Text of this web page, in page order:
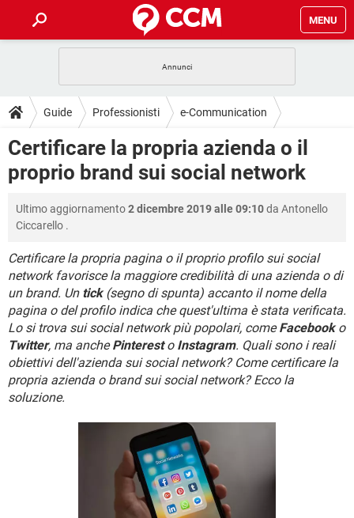
MENU
INTRATTENIMENTO ANDROID
iOS WINDOWS 10
INSTAGRAM WHATSAPP
HARDWARE
GUIDE
COVID-19
INTRATTENIMENTO ANDROID
INSTAGRAM WHATSAPP
HARDWARE
DOWNLOAD
COVID-19 GAMING
iOS
INSTAGRAM WHATSAPP
TIKTOK FACEBOOK
HARDWARE
FORUM
COVID-19 GAMING
iOS WINDOWS 10
INSTAGRAM WHATSAPP
TIKTOK FACEBOOK
HARDWARE
GLOSSARIO
COVID-19 GAMING
INTRATTENIMENTO ANDROID
iOS WINDOWS 10
INSTAGRAM WHATSAPP
TIKTOK FACEBOOK
HARDWARE
Guide Professionisti e-Communication
Certificare la propria azienda o il
proprio brand sui social network
Ultimo aggiornamento2 dicembre 2019 alle 09:10da Antonello
Ciccarello .
Certificare la propria pagina o il proprio profilo sui social
network favorisce la maggiore credibilità di una azienda o di
un brand. Un tick(segno di spunta) accanto il nome della
pagina o del profilo indica che quest'ultima è stata verificata.
Lo si trova sui social network più popolari, comeFacebooko
Twitter, ma anchePinteresto Instagram. Quali sono i reali
obiettivi dell'azienda sui social network? Come certificare la
propria azienda o brand sui social network? Ecco la
soluzione.